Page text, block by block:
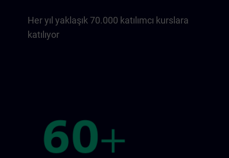
Her yıl yaklaşık 70.000 katılımcı kurslara
katılıyor